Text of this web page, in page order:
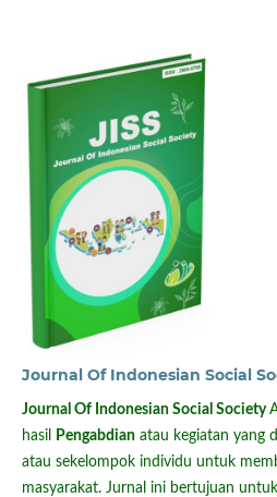
Journal Of Indonesian Social
Journal Of Indonesian Social Society
hasil
Pengabdianatau kegiatan yang
atau sekelompok individu untuk
masyarakat. Jurnal ini bertujuan